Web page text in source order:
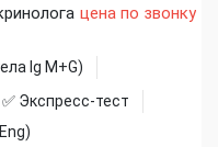
цена по звонку
Ig М+G)
✅ Экспресс-тест